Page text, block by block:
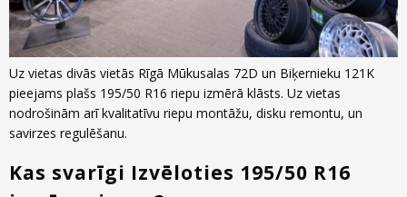
Uz vietas divās vietās Rīgā Mūkusalas 72D un Biķernieku 121K
pieejams plašs 195/50 R16 riepu izmērā klāsts. Uz vietas
nodrošinām arī kvalitatīvu riepu montāžu, disku remontu, un
savirzes regulēšanu.
Kas svarīgi Izvēloties 195/50 R16